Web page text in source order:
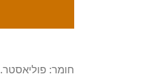
חומר: פוליאסטר.